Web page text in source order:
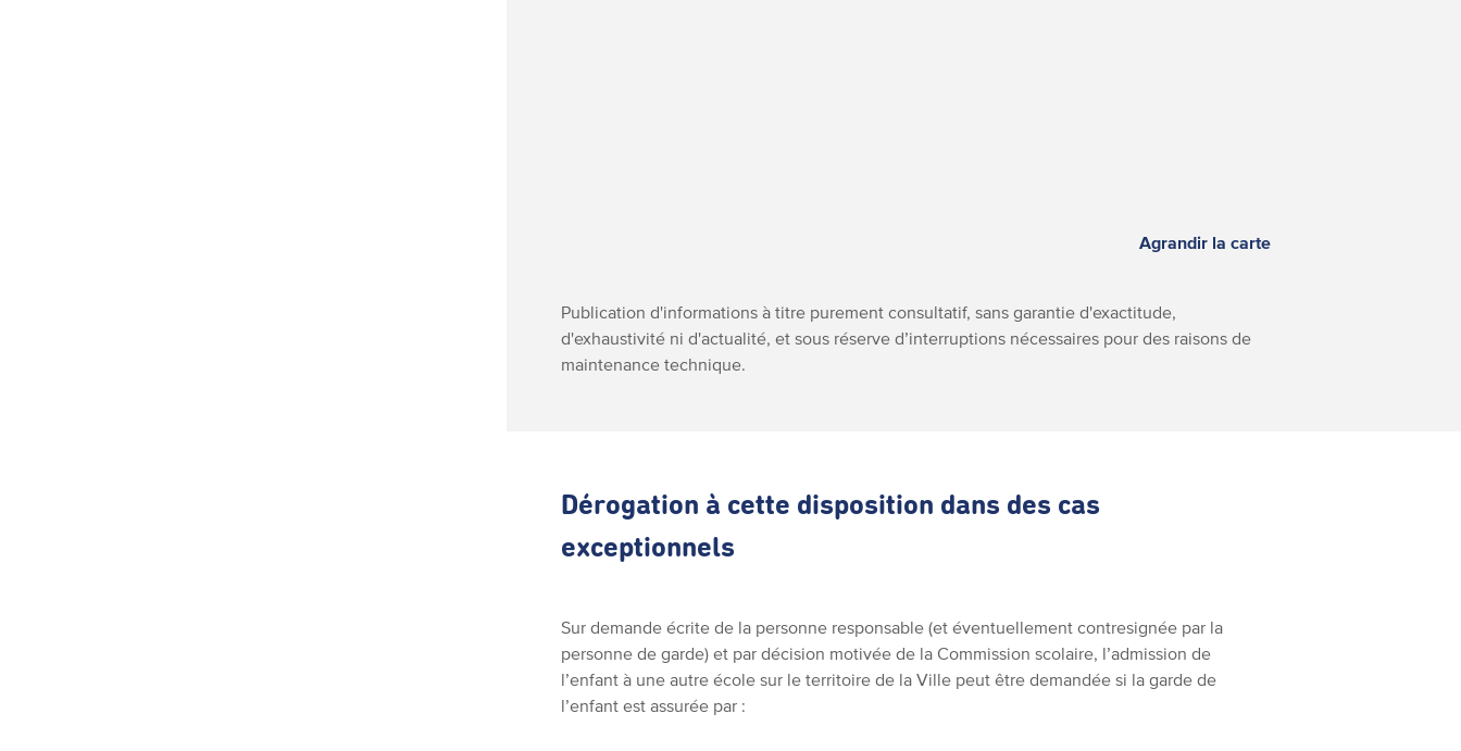
Agrandir la carte
Publication d'informations à titre purement consultatif, sans garantie d'exactitude,
d'exhaustivité ni d'actualité, et sous réserve d’interruptions nécessaires pour des raisons de
maintenance technique.
Dérogation à cette disposition dans des cas
exceptionnels
Sur demande écrite de la personne responsable (et éventuellement contresignée par la
personne de garde) et par décision motivée de la Commission scolaire, l’admission de
l’enfant à une autre école sur le territoire de la Ville peut être demandée si la garde de
l’enfant est assurée par :